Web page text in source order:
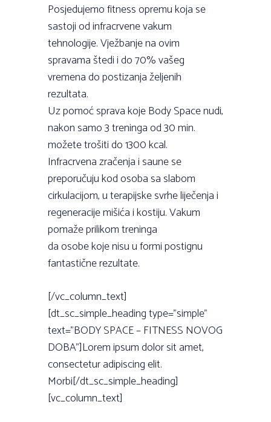
Posjedujemo fitness opremu koja se
sastoji od infracrvene vakum
tehnologije. Vježbanje na ovim
spravama štedi i do 70% vašeg
vremena do postizanja željenih
rezultata.
Uz pomoć sprava koje Body Space nudi,
nakon samo 3 treninga od 30 min.
možete trošiti do 1300 kcal.
Infracrvena zračenja i saune se
preporučuju kod osoba sa slabom
cirkulacijom, u terapijske svrhe liječenja i
regeneracije mišića i kostiju. Vakum
pomaže prilikom treninga
da osobe koje nisu u formi postignu
fantastične rezultate.
[/vc_column_text]
[dt_sc_simple_heading type=”simple”
text=”BODY SPACE – FITNESS NOVOG
DOBA”]Lorem ipsum dolor sit amet,
consectetur adipiscing elit.
Morbi[/dt_sc_simple_heading]
[vc_column_text]